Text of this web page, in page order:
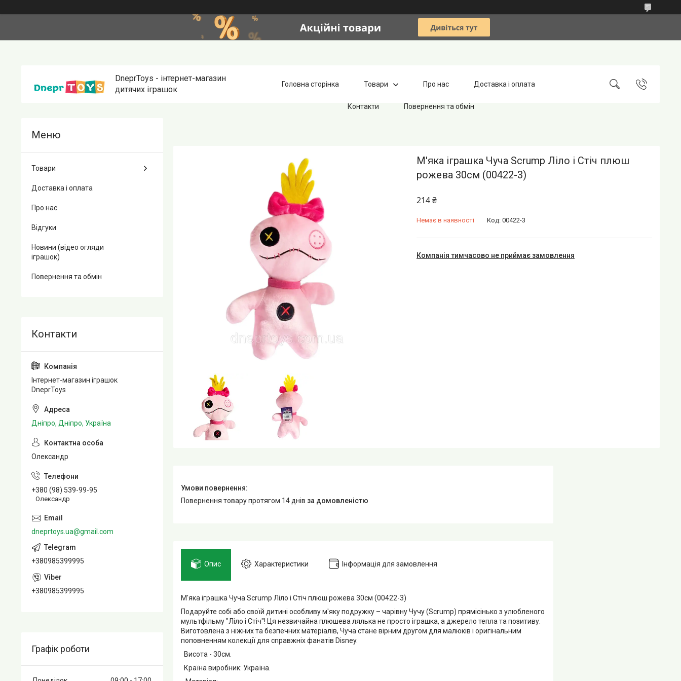
DneprToys - інтернет-магазин
дитячих іграшок
Головна сторінка Товари Про нас Доставка і оплата
Контакти Повернення та обмін
М'яка іграшка Чуча Scrump Ліло і Стіч плюш
рожева 30см (00422-3)
214 ₴
Немає в наявності Код: 00422-3
Компанія тимчасово не приймає замовлення
повернення товару протягом 14 днів за домовленістю
Опис Характеристики Інформація для замовлення
М'яка іграшка Чуча Scrump Ліло і Стіч плюш рожева 30см (00422-3)
Подаруйте собі або своїй дитині особливу м'яку подружку – чарівну Чучу (Scrump) прямісінько з улюбленого
мультфільму "Ліло і Стіч"! Ця незвичайна плюшева лялька не просто іграшка, а джерело тепла та позитиву.
Виготовлена з ніжних та безпечних матеріалів, Чуча стане вірним другом для малюків і оригінальним
поповненням колекції для справжніх фанатів Disney.
Висота - 30см.
Країна виробник: Україна.
Товари
Доставка і оплата
Про нас
Відгуки
Новини (відео огляди
іграшок)
Повернення та обмін
Інтернет-магазин іграшок
DneprToys
Дніпро, Дніпро, Україна
Олександр
+380 (98) 539-99-95
Олександр
dneprtoys.ua@gmail.com
+380985399995
+380985399995
Графік роботи